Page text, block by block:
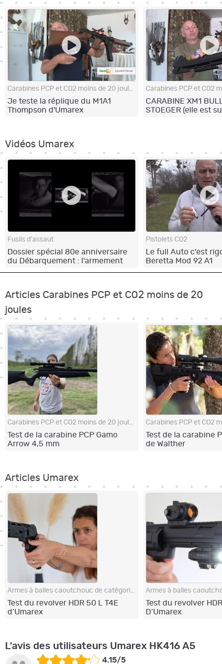
Carabines PCP et CO2 moins de 20 joules
Je teste la réplique du M1A1
Thompson d'Umarex
CARABINE XM1
STOEGER (elle est
Vidéos Umarex
Fusils d'assaut
Dossier spécial 80e anniversaire
du Débarquement : l'armement
Pistolets CO2
Le full Auto c'est
Beretta Mod 92 A1
Articles Carabines PCP et CO2 moins de 20
joules
Test de la carabine PCP Gamo
Arrow 4,5 mm
Test de la carabine
de Walther
Articles Umarex
Test du revolver HDR 50 L T4E
d’Umarex
Test du revolver
D’Umarex
L'avis des utilisateurs Umarex HK416 A5
4.15/5